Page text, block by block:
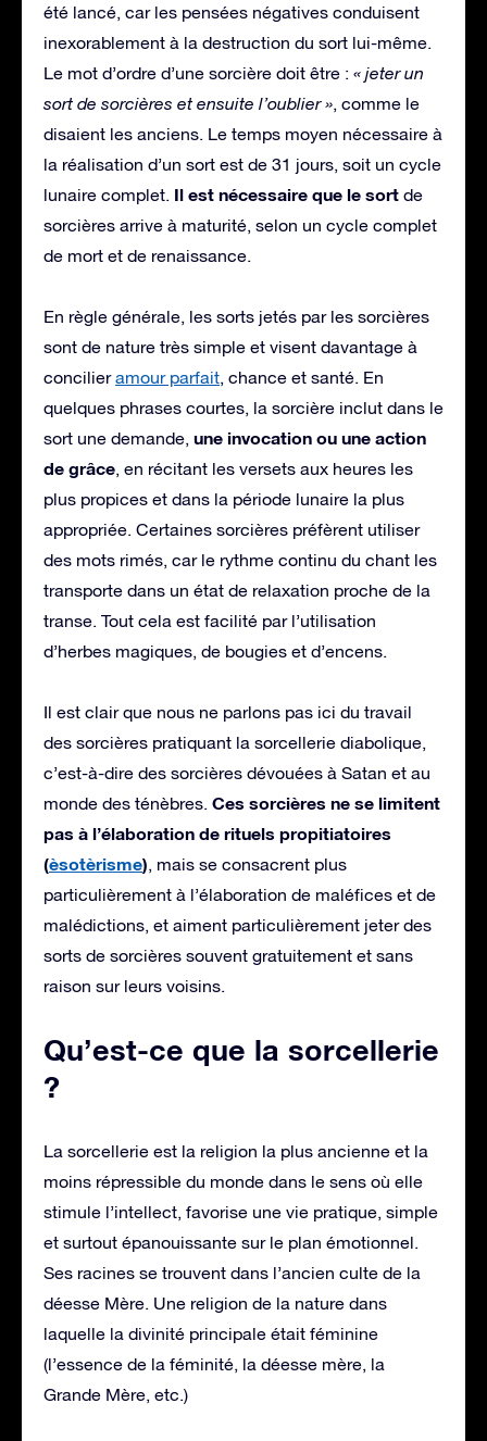
été lancé, car les pensées négatives conduisent
inexorablement à la destruction du sort lui-même.
Le mot d’ordre d’une sorcière doit être : « jeter un
sort de sorcières et ensuite l’oublier », comme le
disaient les anciens. Le temps moyen nécessaire à
la réalisation d’un sort est de 31 jours, soit un cycle
lunaire complet. Il est nécessaire que le sort de
sorcières arrive à maturité, selon un cycle complet
de mort et de renaissance.
En règle générale, les sorts jetés par les sorcières
sont de nature très simple et visent davantage à
concilieramour parfait, chance et santé. En
quelques phrases courtes, la sorcière inclut dans le
sort une demande, une invocation ou une action
de grâce, en récitant les versets aux heures les
plus propices et dans la période lunaire la plus
appropriée. Certaines sorcières préfèrent utiliser
des mots rimés, car le rythme continu du chant les
transporte dans un état de relaxation proche de la
transe. Tout cela est facilité par l’utilisation
d’herbes magiques, de bougies et d’encens.
Il est clair que nous ne parlons pas ici du travail
des sorcières pratiquant la sorcellerie diabolique,
c’est-à-dire des sorcières dévouées à Satan et au
monde des ténèbres. Ces sorcières ne se limitent
pas à l’élaboration de rituels propitiatoires
(èsotèrisme), mais se consacrent plus
particulièrement à l’élaboration de maléfices et de
malédictions, et aiment particulièrement jeter des
sorts de sorcières souvent gratuitement et sans
raison sur leurs voisins.
Qu’est-ce que la sorcellerie
?
La sorcellerie est la religion la plus ancienne et la
moins répressible du monde dans le sens où elle
stimule l’intellect, favorise une vie pratique, simple
et surtout épanouissante sur le plan émotionnel.
Ses racines se trouvent dans l’ancien culte de la
déesse Mère. Une religion de la nature dans
laquelle la divinité principale était féminine
(l’essence de la féminité, la déesse mère, la
Grande Mère, etc.)